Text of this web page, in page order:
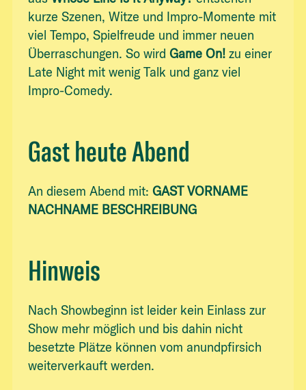
kurze Szenen, Witze und Impro-Momente mit
viel Tempo, Spielfreude und immer neuen
Überraschungen. So wirdGame On! zu einer
Late Night mit wenig Talk und ganz viel
Impro-Comedy.
Gast heute Abend
An diesem Abend mit:GAST VORNAME
NACHNAME BESCHREIBUNG
Hinweis
Nach Showbeginn ist leider kein Einlass zur
Show mehr möglich und bis dahin nicht
besetzte Plätze können vom anundpfirsich
weiterverkauft werden.